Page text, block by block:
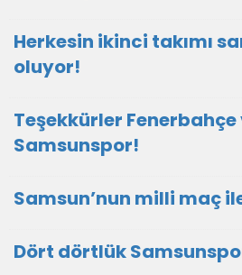
Herkesin ikinci takımı
oluyor!
Teşekkürler Fenerbahçe
Samsunspor!
Samsun’nun milli maç
Dört dörtlük